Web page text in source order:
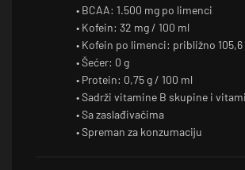
• BCAA: 1.500 mg po limenci
• Kofein: 32 mg / 100 ml
• Kofein po limenci: približno 105,6
• Šećer: 0 g
• Protein: 0,75 g / 100 ml
• Sadrži vitamine B skupine i
• Sa zaslađivačima
• Spreman za konzumaciju